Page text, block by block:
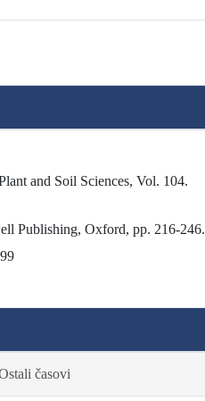
and Soil Sciences, Vol. 104.
Publishing, Oxford, pp. 216-246.
časovi